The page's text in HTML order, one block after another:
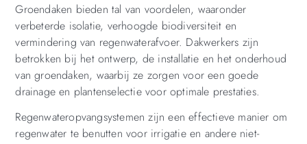
Groendaken bieden tal van voordelen, waaronder
verbeterde isolatie, verhoogde biodiversiteit en
vermindering van regenwaterafvoer. Dakwerkers zijn
betrokken bij het ontwerp, de installatie en het onderhoud
van groendaken, waarbij ze zorgen voor een goede
drainage en plantenselectie voor optimale prestaties.
Regenwateropvangsystemen zijn een effectieve manier om
regenwater te benutten voor irrigatie en andere niet-